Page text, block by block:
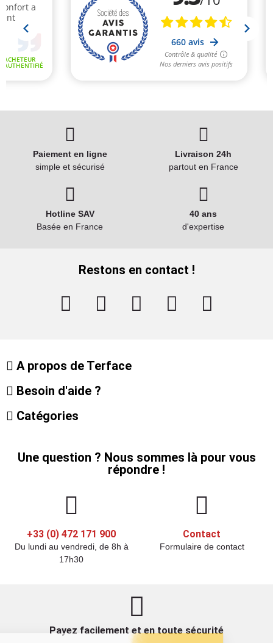
Paiement en ligne
simple et sécurisé
Livraison 24h
partout en France
Hotline SAV
Basée en France
40 ans
d'expertise
Restons en contact !
A propos de Terface
Besoin d'aide ?
Catégories
Une question ? Nous sommes là pour vous
répondre !
+33 (0) 472 171 900
Du lundi au vendredi, de 8h à
17h30
Contact
Formulaire de contact
Payez facilement et en toute sécurité